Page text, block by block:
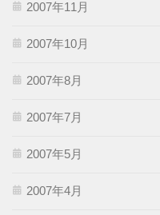
2007年11月
2007年10月
2007年8月
2007年7月
2007年5月
2007年4月